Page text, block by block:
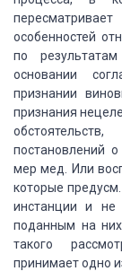
особенностей
по
основании
признании
признания
постановлений о
мер мед. Или
которые
инстанции и не
поданным на
такого
принимает одно